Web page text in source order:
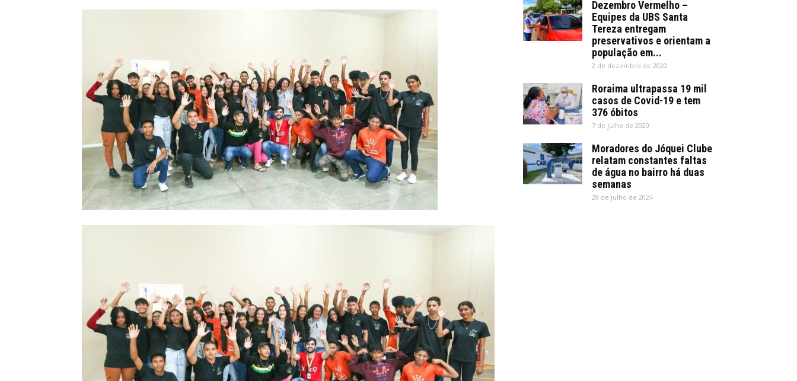
Dezembro Vermelho –
Equipes da UBS Santa
Tereza entregam
preservativos e orientam a
população em...
2 de dezembro de 2020
Roraima ultrapassa 19 mil
casos de Covid-19 e tem
376 óbitos
7 de julho de 2020
Moradores do Jóquei Clube
relatam constantes faltas
de água no bairro há duas
semanas
29 de julho de 2024